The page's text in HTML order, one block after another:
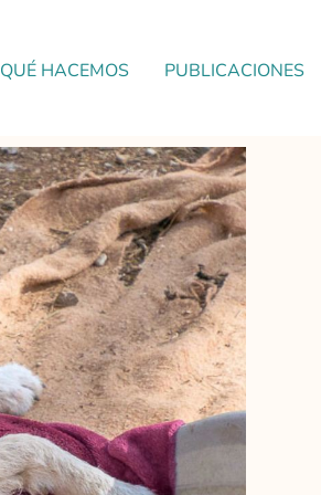
QUÉ HACEMOS PUBLICACIONES